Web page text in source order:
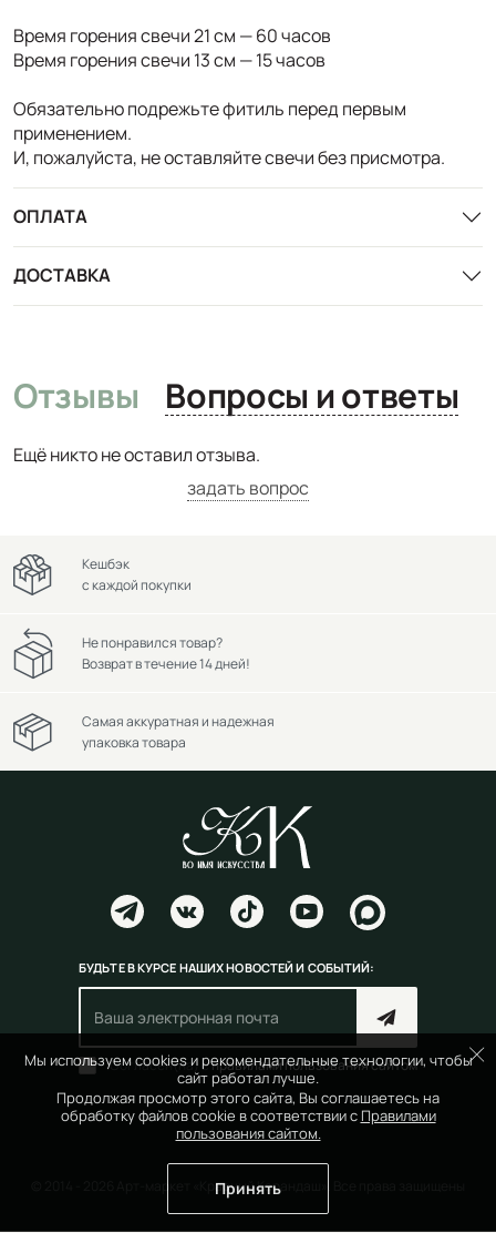
Время горения свечи 21 см — 60 часов
Время горения свечи 13 см — 15 часов
Обязательно подрежьте фитиль перед первым
применением.
И, пожалуйста, не оставляйте свечи без присмотра.
ОПЛАТА
ДОСТАВКА
Отзывы Вопросы и ответы
Ещё никто не оставил отзыва.
задать вопрос
Мы используем cookies и рекомендательные технологии, чтобы
сайт работал лучше.
Продолжая просмотр этого сайта, Вы соглашаетесь на
обработку файлов cookie в соответствии с Правилами
пользования сайтом.
Принять
Кешбэк
с каждой покупки
Не понравился товар?
Возврат в течение 14 дней!
Самая аккуратная и надежная
упаковка товара
БУДЬТЕ В КУРСЕ НАШИХ НОВОСТЕЙ И СОБЫТИЙ:
Согласен(на) справилами пользования сайтом
© 2014 - 2026 Арт-маркет «Красный Карандаш». Все права защищены